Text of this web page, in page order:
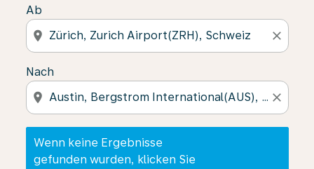
Ab
location_on close
Nach
location_on close
Wenn keine Ergebnisse
gefunden wurden, klicken Sie